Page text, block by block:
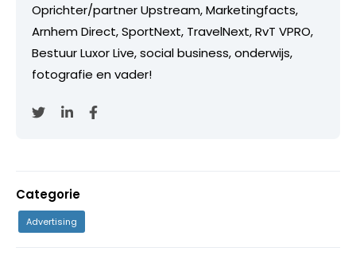
Oprichter/partner Upstream, Marketingfacts,
Arnhem Direct, SportNext, TravelNext, RvT VPRO,
Bestuur Luxor Live, social business, onderwijs,
fotografie en vader!
Categorie
Advertising